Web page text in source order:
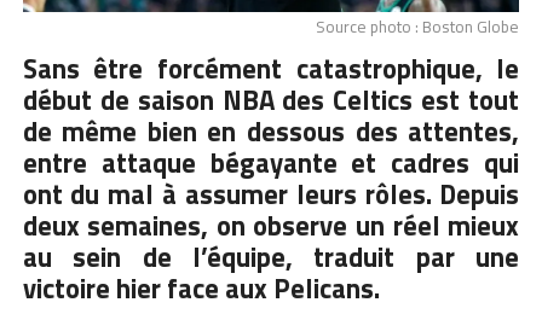
Source photo : Boston Globe
Sans être forcément catastrophique, le
début de saison NBAdes Celtics est tout
de même bien en dessous des attentes,
entre attaque bégayante et cadres qui
ont du mal à assumer leurs rôles. Depuis
deux semaines, on observe un réel mieux
au sein de l’équipe, traduit par une
victoire hier face aux Pelicans.